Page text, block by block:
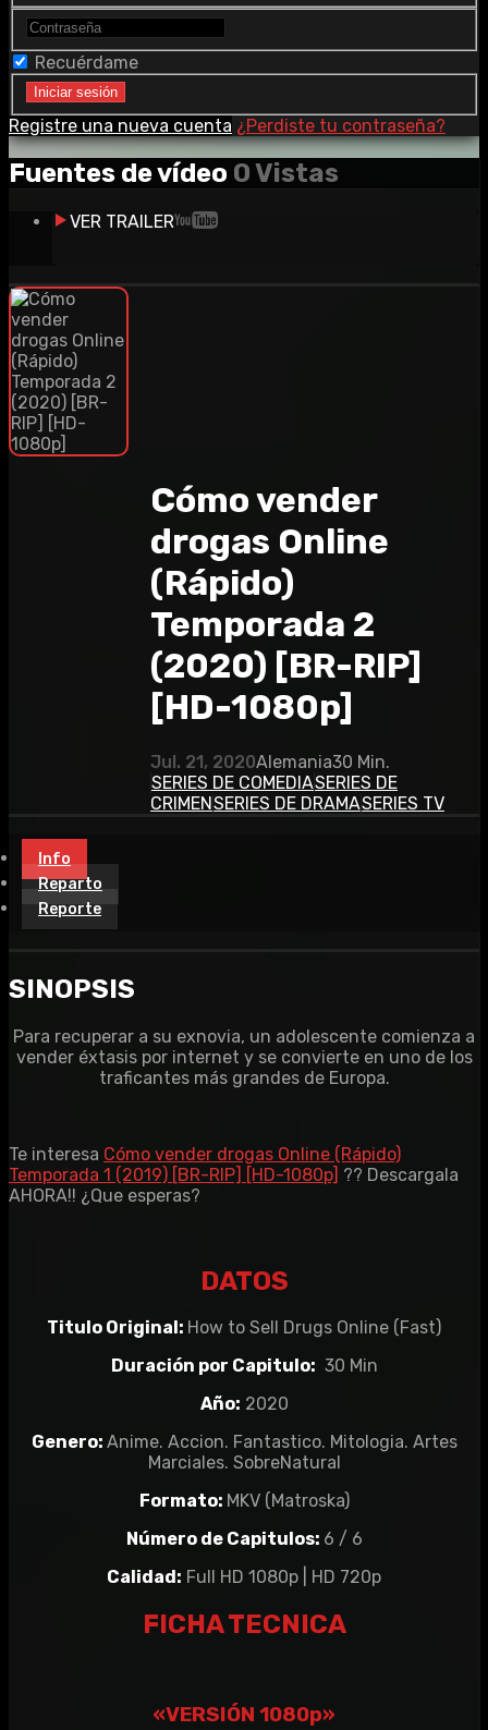
Recuérdame
Registre una nueva cuenta ¿Perdiste tu contraseña?
Fuentes de vídeo 0 Vistas
VER TRAILER
Cómo vender
drogas Online
(Rápido)
Temporada 2
(2020) [BR-RIP]
[HD-1080p]
Jul. 21, 2020Alemania30 Min.
SERIES DE COMEDIASERIES DE
CRIMENSERIES DE DRAMASERIES TV
Info
Reparto
Reporte
SINOPSIS
Para recuperar a su exnovia, un adolescente comienza a
vender éxtasis por internet y se convierte en uno de los
traficantes más grandes de Europa.
Te interesa Cómo vender drogas Online (Rápido)
Temporada 1 (2019) [BR-RIP] [HD-1080p] ?? Descargala
AHORA!! ¿Que esperas?
DATOS
Titulo Original: How to Sell Drugs Online (Fast)
Duración por Capitulo: 30 Min
Año: 2020
Genero: Anime. Accion. Fantastico. Mitologia. Artes
Marciales. SobreNatural
Formato: MKV (Matroska)
Número de Capitulos: 6 / 6
Calidad: Full HD 1080p | HD 720p
FICHA TECNICA
«VERSIÓN 1080p»